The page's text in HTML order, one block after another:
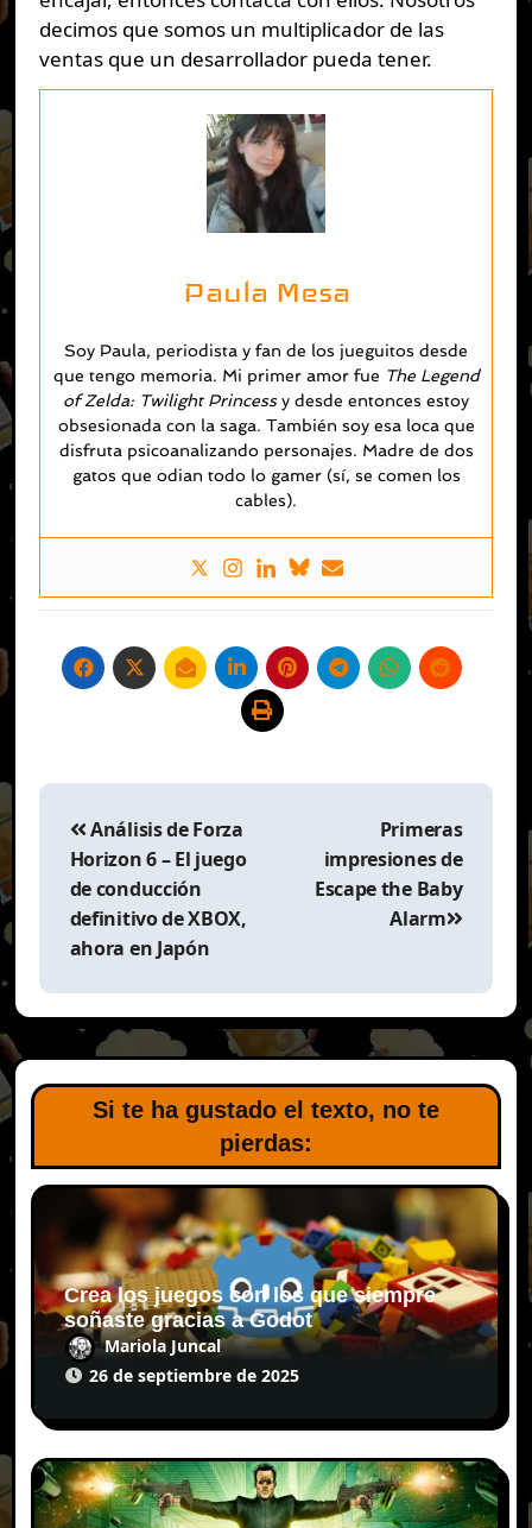
decimos que somos un multiplicador de las
ventas que un desarrollador pueda tener.
Paula Mesa
Soy Paula, periodista y fan de los jueguitos desde
que tengo memoria. Mi primer amor fue The Legend
of Zelda: Twilight Princessy desde entonces estoy
obsesionada con la saga. También soy esa loca que
disfruta psicoanalizando personajes. Madre de dos
gatos que odian todo lo gamer (sí, se comen los
cables).
Navegación
entradas
Análisis de Forza
Horizon 6 – El juego
de conducción
definitivo de XBOX,
ahora en Japón
Primeras
impresiones de
Escape the Baby
Alarm
Si te ha gustado el texto, no te
pierdas:
Crea los juegos con los que siempre
soñaste gracias a Godot
Mariola Juncal
26 de septiembre de 2025